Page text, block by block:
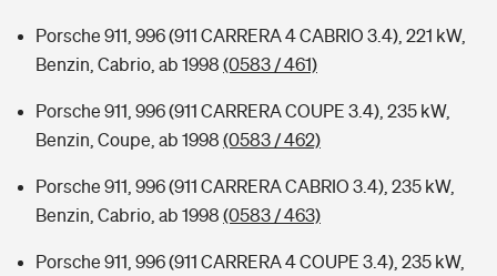
Porsche 911, 996 (911 CARRERA 4 CABRIO 3.4), 221 kW,
Benzin, Cabrio, ab 1998 (0583 / 461)
Porsche 911, 996 (911 CARRERA COUPE 3.4), 235 kW,
Benzin, Coupe, ab 1998 (0583 / 462)
Porsche 911, 996 (911 CARRERA CABRIO 3.4), 235 kW,
Benzin, Cabrio, ab 1998 (0583 / 463)
Porsche 911, 996 (911 CARRERA 4 COUPE 3.4), 235 kW,